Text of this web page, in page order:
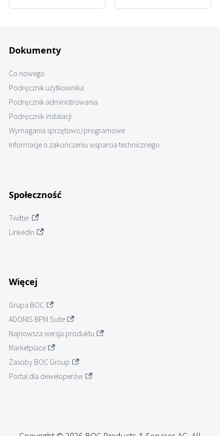
Dokumenty
Co nowego
Podręcznik użytkownika
Podręcznik administrowania
Podręcznik instalacji
Wymagania sprzętowo/programowe
Informacje o zakończeniu wsparcia technicznego
Społeczność
Twitter
LinkedIn
Więcej
Grupa BOC
ADONIS BPM Suite
Najnowsza wersja produktu
Marketplace
Zasoby BOC Group
Portal dla deweloperów